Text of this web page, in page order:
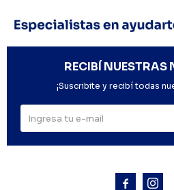
 
RECIBÍ NUESTRAS
¡Suscribite y recibí todas